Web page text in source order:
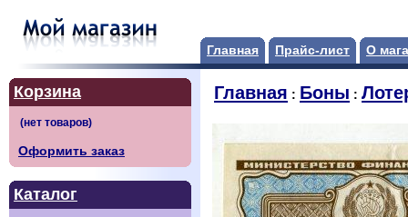
Главная Прайс-лист О
Корзина
Оформить заказ
Каталог
Главная : Боны :